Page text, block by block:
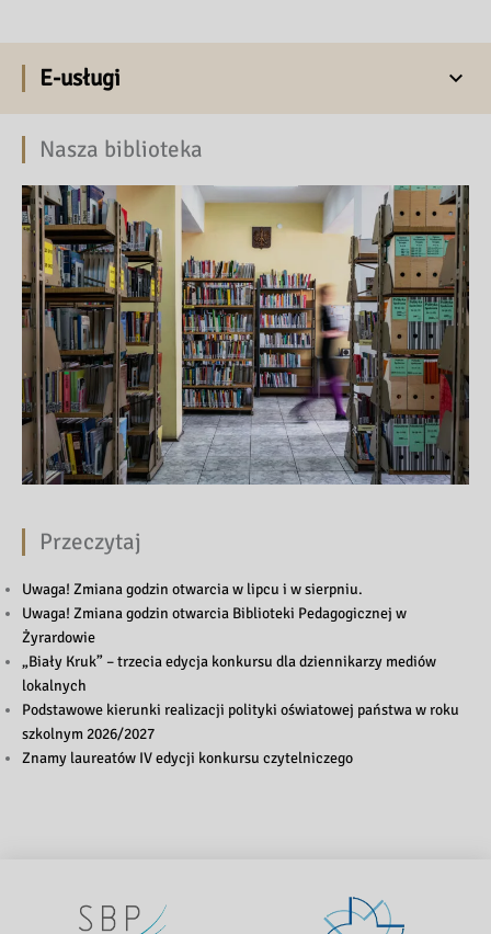
E-usługi
Nasza biblioteka
Przeczytaj
Uwaga! Zmiana godzin otwarcia w lipcu i w sierpniu.
Uwaga! Zmiana godzin otwarcia Biblioteki Pedagogicznej w
Żyrardowie
„Biały Kruk” – trzecia edycja konkursu dla dziennikarzy mediów
lokalnych
Podstawowe kierunki realizacji polityki oświatowej państwa w roku
szkolnym 2026/2027
Znamy laureatów IV edycji konkursu czytelniczego